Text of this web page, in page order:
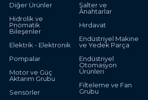
Diğer Ürünler
Hidrolik ve
Pnömatik
Bileşenler
Elektrik - Elektronik
Pompalar
Motor ve Güç
Aktarım Grubu
Sensörler
Şalter ve
Anahtarlar
Hırdavat
Endüstriyel Makine
ve Yedek Parça
Endüstriyel
Otomasyon
Ürünleri
Filteleme ve Fan
Grubu